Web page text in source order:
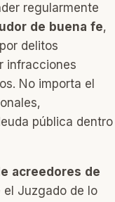
regularmente
de buena fe,
delitos
infracciones
No importa el
pública dentro
acreedores de
Juzgado de lo